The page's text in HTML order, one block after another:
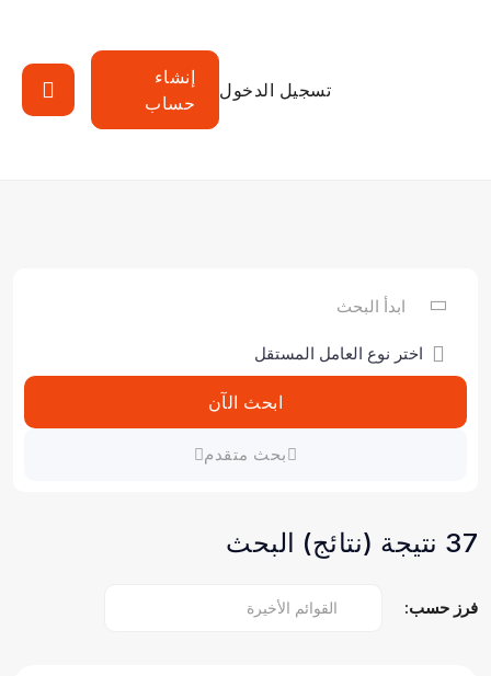
تسجيل الدخول
إنشاء
حساب
ابحث الآن
بحث متقدم
37 نتيجة (نتائج) البحث
فرز حسب: